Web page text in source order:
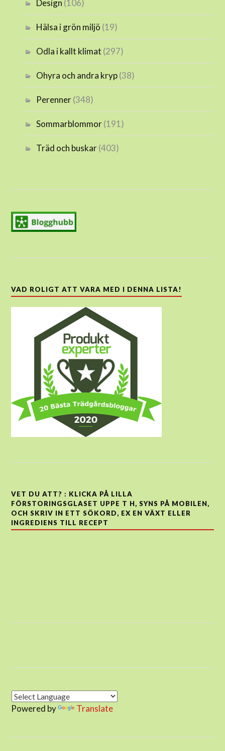
Design (106)
Hälsa i grön miljö (19)
Odla i kallt klimat (297)
Ohyra och andra kryp(38)
Perenner(348)
Sommarblommor(191)
Träd och buskar(403)
VAD ROLIGT ATT VARA MED I DENNA LISTA!
VET DU ATT? : KLICKA PÅ LILLA
FÖRSTORINGSGLASET UPPE T H, SYNS PÅ MOBILEN,
OCH SKRIV IN ETT SÖKORD, EX EN VÄXT ELLER
INGREDIENS TILL RECEPT
Powered by Translate